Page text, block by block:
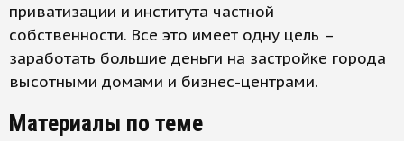
приватизации и института частной
собственности. Все это имеет одну цель –
заработать большие деньги на застройке города
высотными домами и бизнес-центрами.
Материалы по теме